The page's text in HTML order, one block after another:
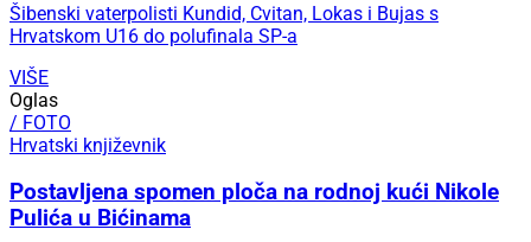
Šibenski vaterpolisti Kundid, Cvitan, Lokas i Bujas s
Hrvatskom U16 do polufinala SP-a
VIŠE
Oglas
/ FOTO
Hrvatski književnik
Postavljena spomen ploča na rodnoj kući Nikole
Pulića u Bićinama